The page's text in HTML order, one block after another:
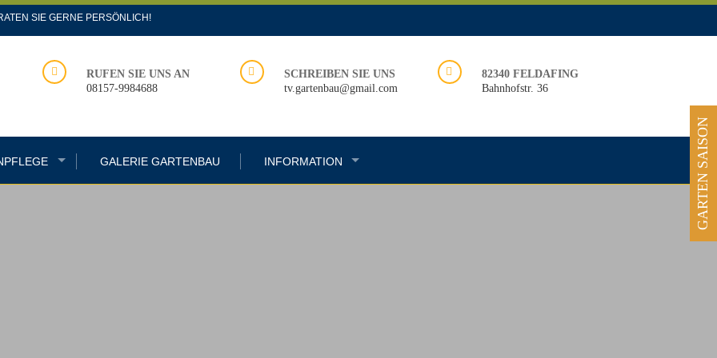
SIE GERNE PERSÖNLICH!
RUFEN SIE UNS AN
08157-9984688
SCHREIBEN SIE UNS
tv.gartenbau@gmail.com
82340 FELDAFING
Bahnhofstr. 36
GALERIE GARTENBAU INFORMATION GARTEN SAISON